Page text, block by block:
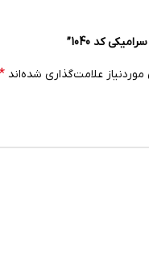
کد 1040”
علامت‌گذاری شده‌اند *